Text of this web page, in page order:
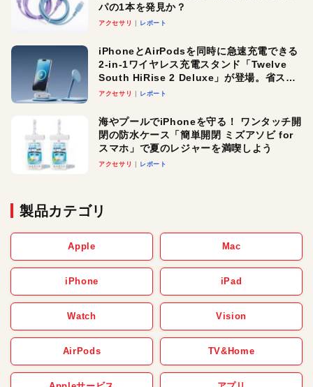
パの1本を発見か？
アクセサリ レポート
iPhoneとAirPodsを同時に急速充電できる
2-in-1ワイヤレス充電スタンド「Twelve
South HiRise 2 Deluxe」が登場。省スペ
ースでおしゃれに充電したい人にオスス
アクセサリ レポート
海やプールでiPhoneを守る！ ワンタッチ開
閉の防水ケース「簡単開閉 ミズアソビ for
スマホ」で夏のレジャーを満喫しよう
アクセサリ レポート
製品カテゴリ
Apple Mac
iPhone iPad
Watch Vision
AirPods TV&Home